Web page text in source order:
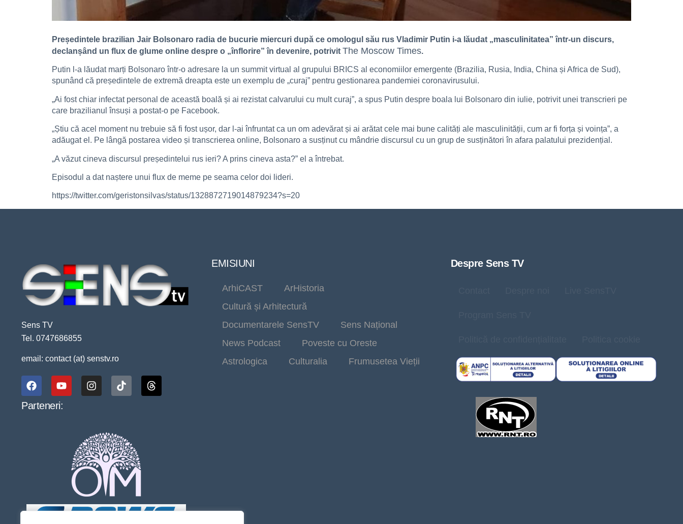
Președintele brazilian Jair Bolsonaro radia de bucurie miercuri după ce omologul său rus Vladimir Putin i-a lăudat „masculinitatea” într-un discurs,
declanșând un flux de glume online despre o „înflorire” în devenire, potrivit The Moscow Times.
Putin l-a lăudat marți Bolsonaro într-o adresare la un summit virtual al grupului BRICS al economiilor emergente (Brazilia, Rusia, India, China și Africa de Sud),
spunând că președintele de extremă dreapta este un exemplu de „curaj” pentru gestionarea pandemiei coronavirusului.
„Ai fost chiar infectat personal de această boală și ai rezistat calvarului cu mult curaj”, a spus Putin despre boala lui Bolsonaro din iulie, potrivit unei transcrieri pe
care brazilianul însuși a postat-o pe Facebook.
„Știu că acel moment nu trebuie să fi fost ușor, dar l-ai înfruntat ca un om adevărat și ai arătat cele mai bune calități ale masculinității, cum ar fi forța și voința”, a
adăugat el. Pe lângă postarea video și transcrierea online, Bolsonaro a susținut cu mândrie discursul cu un grup de susținători în afara palatului prezidențial.
„A văzut cineva discursul președintelui rus ieri? A prins cineva asta?” el a întrebat.
Episodul a dat naștere unui flux de meme pe seama celor doi lideri.
https://twitter.com/geristonsilvas/status/1328872719014879234?s=20
Sens TV
Tel. 0747686855
email: contact (at) senstv.ro
Parteneri:
EMISIUNI
ArhiCAST
ArHistoria
Cultură și Arhitectură
Documentarele SensTV
Sens Național
News Podcast
Poveste cu Oreste
Astrologica
Culturalia Frumusetea Vieții
Despre Sens TV